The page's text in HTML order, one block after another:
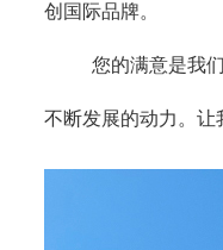
创国际品牌。
您的满意是我们
不断发展的动力。让